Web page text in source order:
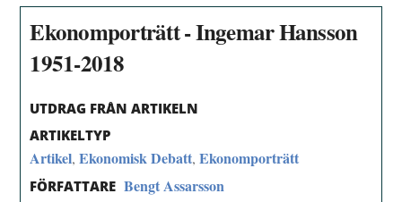
Ekonomporträtt - Ingemar Hansson
1951-2018
UTDRAG FRÅN ARTIKELN
ARTIKELTYP
Artikel,Ekonomisk Debatt,Ekonomporträtt
FÖRFATTARE Bengt Assarsson